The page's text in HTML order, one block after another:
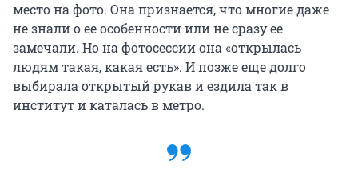
место на фото. Она признается, что многие даже
не знали о ее особенности или не сразу ее
замечали. Но на фотосессии она «открылась
людям такая, какая есть». И позже еще долго
выбирала открытый рукав и ездила так в
институт и каталась в метро.